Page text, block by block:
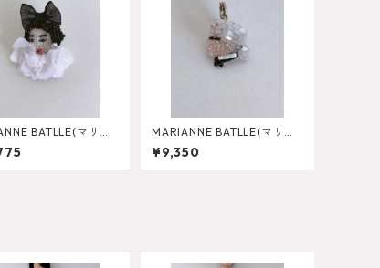
BATLLE(マリア
トル) CHANEL NOD
MARIANNE BATLLE(マリア
ンヌバトル) KARL PROFI
L Pierce
¥9,350